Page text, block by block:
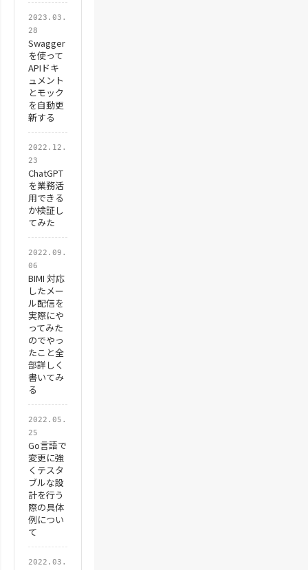
2023.03.
28
Swagger
を使って
APIドキ
ュメント
とモック
を自動更
新する
2022.12.
23
ChatGPT
を業務活
用できる
か検証し
てみた
2022.09.
06
BIMI 対応
したメー
ル配信を
実際にや
ってみた
のでやっ
たこと全
部詳しく
書いてみ
る
2022.05.
25
Go言語で
変更に強
くテスタ
ブルな設
計を行う
際の具体
例につい
て
2022.03.